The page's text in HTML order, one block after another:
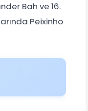
Bah ve 16.
Peixinho